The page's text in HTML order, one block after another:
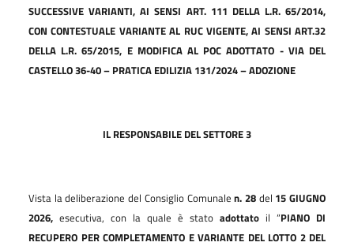
SUCCESSIVE VARIANTI, AI SENSI ART. 111 DELLA L.R. 65/2014,
CON CONTESTUALE VARIANTE AL RUC VIGENTE, AI SENSI ART.32
DELLA L.R. 65/2015, E MODIFICA AL POC ADOTTATO - VIA DEL
CASTELLO36-40– PRATICA EDILIZIA 131/2024 – ADOZIONE
IL RESPONSABILE DELSETTORE3
Vista la deliberazione del Consiglio Comunalen. 28 del 15 GIUGNO
2026, esecutiva, con la quale è stato adottato il “PIANO DI
RECUPERO PER COMPLETAMENTO E VARIANTE DEL LOTTO 2 DEL